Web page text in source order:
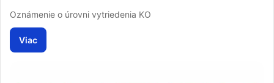
Oznámenie o úrovni vytriedenia KO
Viac